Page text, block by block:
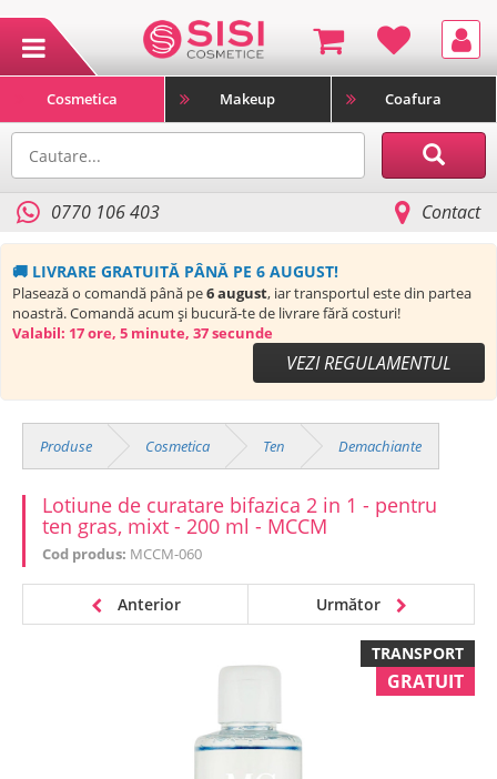
Cosmetica Makeup Coafura
0770 106 403 Contact
🚚 LIVRARE GRATUITĂ PÂNĂ PE 6 AUGUST!
Plasează o comandă până pe6 august, iar transportul este din partea
noastră. Comandă acum și bucură-te de livrare fără costuri!
Valabil: 17 ore, 5 minute, 36 secunde
VEZI REGULAMENTUL
Produse Cosmetica Ten Demachiante
Lotiune de curatare bifazica 2 in 1 - pentru
ten gras, mixt - 200 ml - MCCM
Cod produs: MCCM-060
Anterior Următor
TRANSPORT
GRATUIT